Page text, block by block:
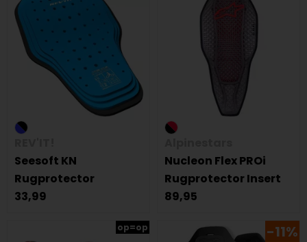
Seesoft KN
Rugprotector
33,99
Nucleon Flex PROi
Rugprotector Insert
89,95
op=op -11%